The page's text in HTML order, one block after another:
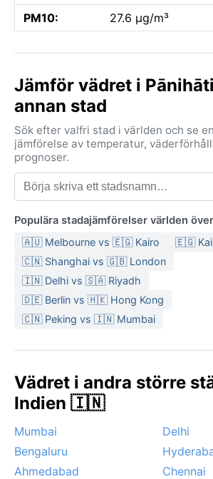
PM10:
27.6 µg/m³
Jämför vädret i
annan stad
Sök efter valfri stad i världen och se
jämförelse av temperatur,
prognoser.
Populära stadajämförelser världen
🇦🇺 Melbourne vs 🇪🇬 Kairo
🇪🇬
🇨🇳 Shanghai vs 🇬🇧 London
🇮🇳 Delhi vs 🇸🇦 Riyadh
🇩🇪 Berlin vs 🇭🇰 Hong Kong
🇨🇳 Peking vs 🇮🇳 Mumbai
Vädret i andra större
Indien 🇮🇳
Mumbai
Delhi
Bengaluru
Ahmedabad
Chennai